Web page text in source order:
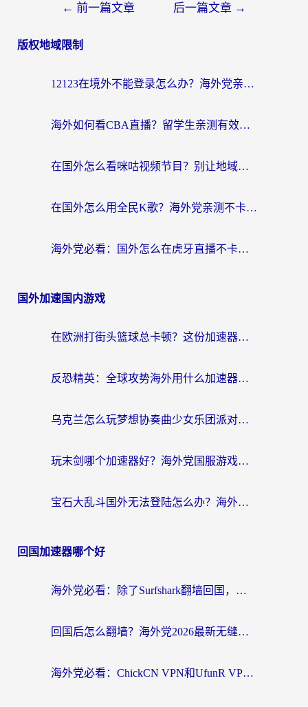
← 前一篇文章 后一篇文章 →
版权地域限制
12123在境外不能登录怎么办？海外党亲测有效的回国加速方案
海外如何看CBA直播？留学生亲测有效的体育赛事观看指南
在国外怎么看咪咕视频节目？别让地域限制挡住你的追剧自由
在国外怎么用全民K歌？海外党亲测不卡顿的回国加速秘籍
海外党必看：国外怎么在虎牙直播不卡顿？附腾讯视频网易云音乐解决方案
国外加速国内游戏
在欧洲打街头篮球总卡顿？这份加速器选择指南帮你解决延迟难题
反恐精英：全球攻势海外用什么加速器登录？海外党国服游戏畅玩指南
乌克兰怎么玩梦想协奏曲少女乐团派对？海外党国服游戏加速全攻略（附欧洲重生细胞荒野行动不卡技巧）
玩末剑哪个加速器好？海外党国服游戏畅玩终极指南（附3款热门游戏实测）
宝石大乱斗国外无法登陆怎么办？海外玩家专属加速指南（附穿越火线原野传说解决方案）
回国加速器哪个好
海外党必看：除了Surfshark翻墙回国，这些加速器选择技巧你真的懂吗？
回国后怎么翻墙？海外党2026最新无缝访问国内资源全攻略（附对比实测）
海外党必看：ChickCN VPN和UfunR VPN对比哪个回国效果更好？附实用选择指南